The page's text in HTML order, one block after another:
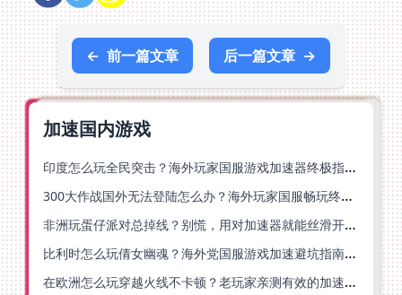
← 前一篇文章 后一篇文章 →
加速国内游戏
印度怎么玩全民突击？海外玩家国服游戏加速器终极指南（附原神延迟优化+精灵之境加速器选择）
300大作战国外无法登陆怎么办？海外玩家国服畅玩终极指南（附实测推荐）
非洲玩蛋仔派对总掉线？别慌，用对加速器就能丝滑开跑！
比利时怎么玩倩女幽魂？海外党国服游戏加速避坑指南（附实测推荐）
在欧洲怎么玩穿越火线不卡顿？老玩家亲测有效的加速器选择指南